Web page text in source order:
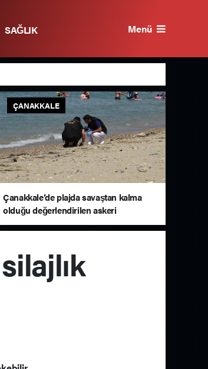
SAĞLIK Menü
ÇANAKKALE
Çanakkale’de plajda savaştan kalma
olduğu değerlendirilen askeri
mühimmat bulundu